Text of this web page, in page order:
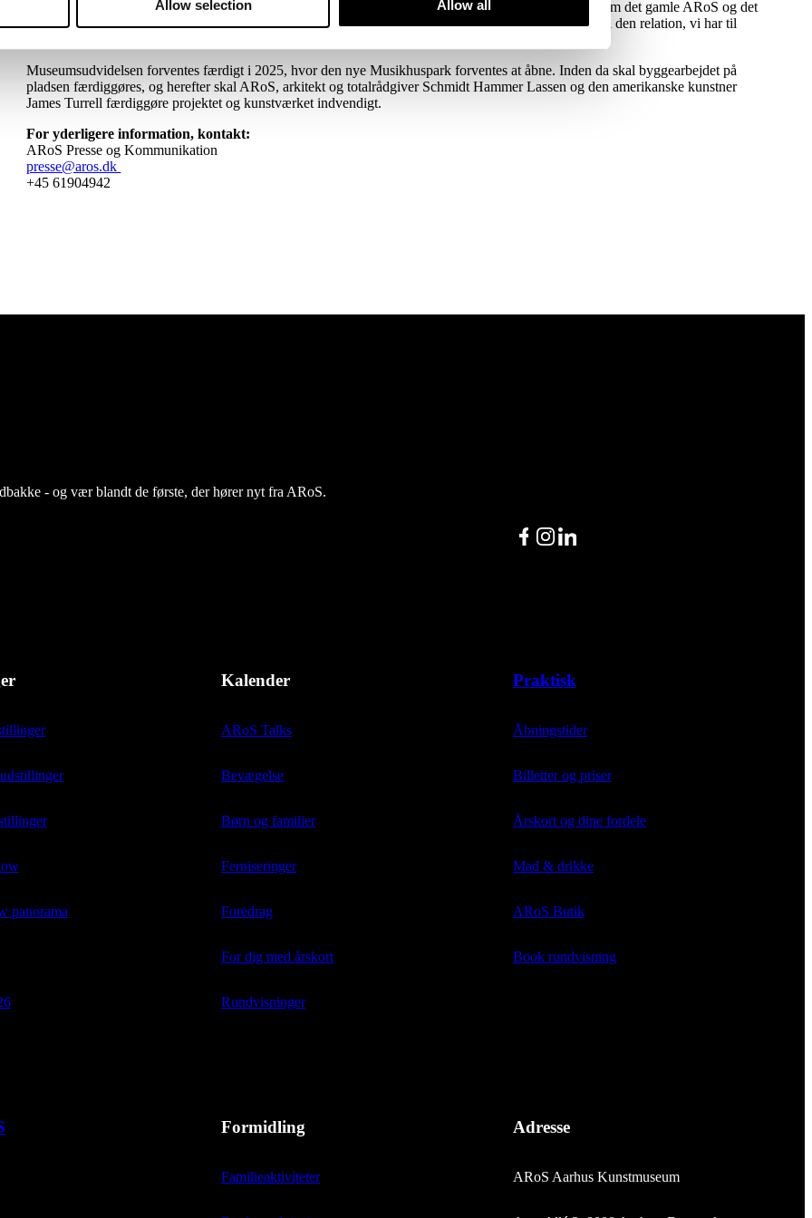
Allow selection Allow all
”Man siger, at kunst bygger bro mellem mennesker – og med indvielsen af den fysiske overgang mellem det gamle ARoS og det
nye bidrager vi i Aarsleff til netop det værdifulde formål. I samme ombæring knytter vi endnu et bånd i den relation, vi har til
Museumsudvidelsen forventes færdigt i 2025, hvor den nye Musikhuspark forventes at åbne. Inden da skal byggearbejdet på
pladsen færdiggøres, og herefter skal ARoS, arkitekt og totalrådgiver Schmidt Hammer Lassen og den amerikanske kunstner
James Turrell færdiggøre projektet og kunstværket indvendigt.
For yderligere information, kontakt:
ARoS Presse og Kommunikation
presse@aros.dk
+45 61904942
- og vær blandt de første, der hører nyt fra ARoS.
Facebook
Instagram
LinkedIn
panorama
Kalender
ARoS Talks
Bevægelse
Børn og familier
Ferniseringer
Foredrag
For dig med årskort
Rundvisninger
Praktisk
Åbningstider
Billetter og priser
Årskort og dine fordele
Mad & drikke
ARoS Butik
Book rundvisning
Formidling
Familieaktiviteter
Adresse
ARoS Aarhus Kunstmuseum